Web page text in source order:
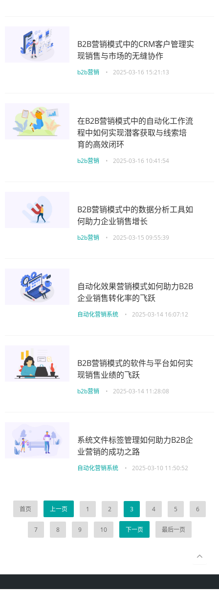
B2B营销模式中的CRM客户管理实
现销售与市场的无缝协作
b2b营销 • 2025-03-16 15:21:13
在B2B营销模式中的自动化工作流
程中如何实现潜客获取与线索培
育的高效闭环
b2b营销 • 2025-03-16 10:41:54
B2B营销模式中的数据分析工具如
何助力企业销售增长
b2b营销 • 2025-03-15 09:55:39
自动化效果营销模式如何助力B2B
企业销售转化率的飞跃
自动化营销系统 • 2025-03-14 16:07:12
B2B营销模式的软件与平台如何实
现销售业绩的飞跃
b2b营销 • 2025-03-14 11:28:08
系统文件标签管理如何助力B2B企
业营销的成功之路
自动化营销系统 • 2025-03-10 11:50:52
首页 上一页 1 2 3 4 5 6
7 8 9 10 下一页 最后一页